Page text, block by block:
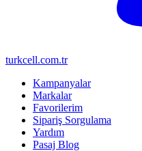
turkcell.com.tr
Kampanyalar
Markalar
Favorilerim
Sipariş Sorgulama
Yardım
Pasaj Blog